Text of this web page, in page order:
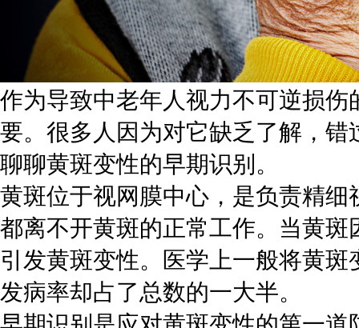
作为导致中老年人视力不可逆损
要。很多人因为对它缺乏了解，
聊聊黄斑变性的早期识别。
黄斑位于视网膜中心，是负责精
都离不开黄斑的正常工作。当黄
引发黄斑变性。医学上一般将黄
发病率却占了总数的一大半。